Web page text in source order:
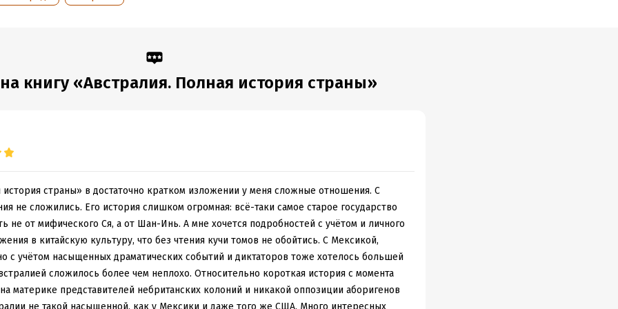
PDF A4 сохранен издательский макет книги.
книгу «Австралия. Полная история страны»
страны» в достаточно кратком изложении у меня сложные отношения. С
не сложились. Его история слишком огромная: всё-таки самое старое государство
не от мифического Ся, а от Шан-Инь. А мне хочется подробностей с учётом и личного
в китайскую культуру, что без чтения кучи томов не обойтись. С Мексикой,
с учётом насыщенных драматических событий и диктаторов тоже хотелось большей
сложилось более чем неплохо. Относительно короткая история с момента
материке представителей небританских колоний и никакой оппозиции аборигенов
не такой насыщенной, как у Мексики и даже того же США. Много интересных